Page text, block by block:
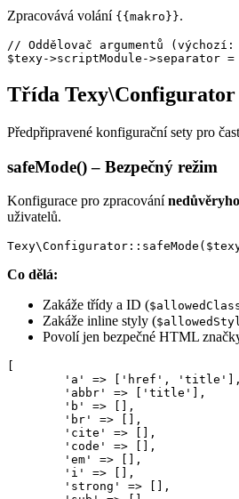
Zpracovává volání {{makro}}.
// Oddělovač argumentů
Třída Texy\Configurator
Předpřipravené konfigurační sety pro
safeMode() – Bezpečný režim
Konfigurace pro zpracování
uživatelů.
Co dělá:
Zakáže třídy a ID (
Zakáže inline styly (
Povolí jen bezpečné HTML